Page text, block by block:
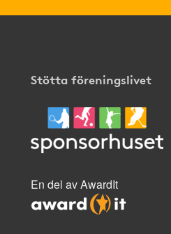
Stötta föreningslivet
En del av AwardIt